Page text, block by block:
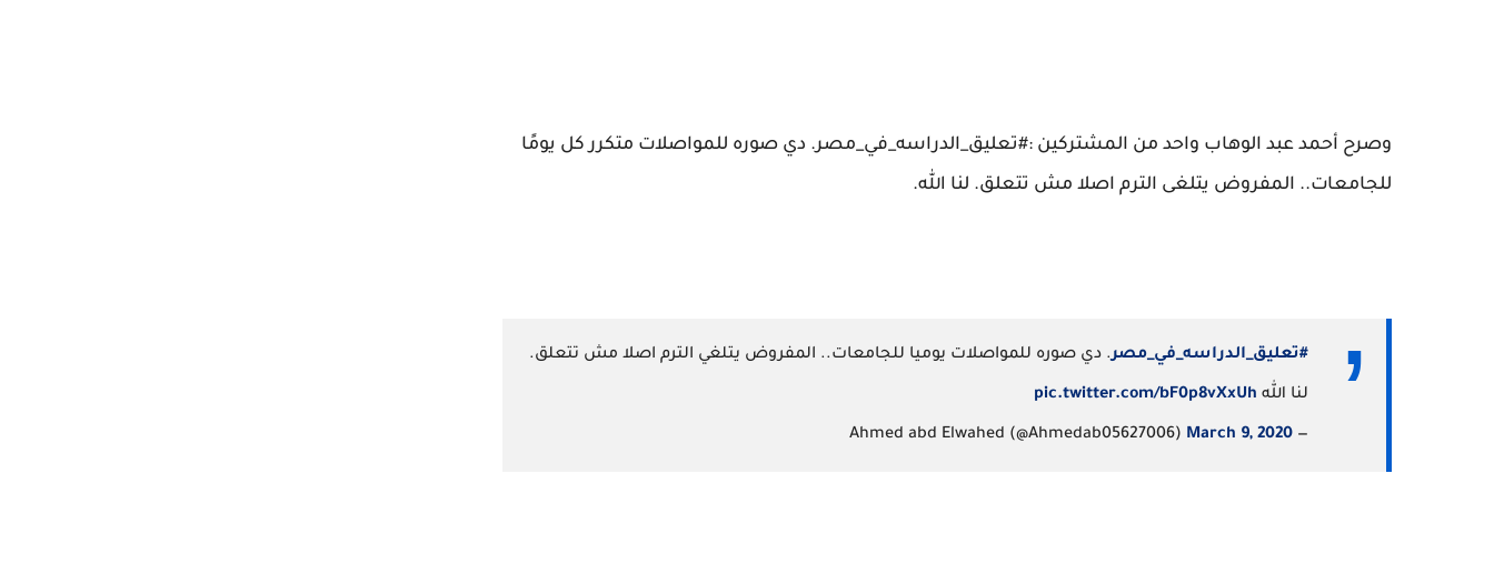
وصرح أحمد عبد الوهاب واحد من المشتركين :#تعليق_الدراسه_في_مصر. دي صوره للمواصلات متكرر كل يومًا
للجامعات.. المفروض يتلغى الترم اصلا مش تتعلق. لنا الله.
#تعليق_الدراسه_في_مصر. دي صوره للمواصلات يوميا للجامعات.. المفروض يتلغي الترم اصلا مش تتعلق.
لنا الله pic.twitter.com/bF0p8vXxUh
— Ahmed abd Elwahed (@Ahmedab05627006)
March 9, 2020